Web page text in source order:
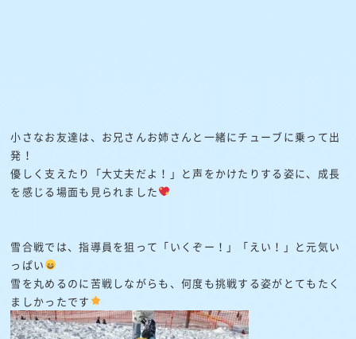
小さなお友達は、お兄さんお姉さんと一緒にチューブに乗って出
発！
優しく支えたり「大丈夫だよ！」と声をかけたりする姿に、成長
を感じる場面も見られました
雪合戦では、指導員を狙って「いくぞー！」「えい！」と元気い
っぱい
雪を丸めるのに苦戦しながらも、何度も挑戦する姿がとてもたく
ましかったです